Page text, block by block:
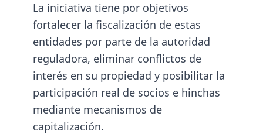
La iniciativa tiene por objetivos
fortalecer la fiscalización de estas
entidades por parte de la autoridad
reguladora, eliminar conflictos de
interés en su propiedad y posibilitar la
participación real de socios e hinchas
mediante mecanismos de
capitalización.